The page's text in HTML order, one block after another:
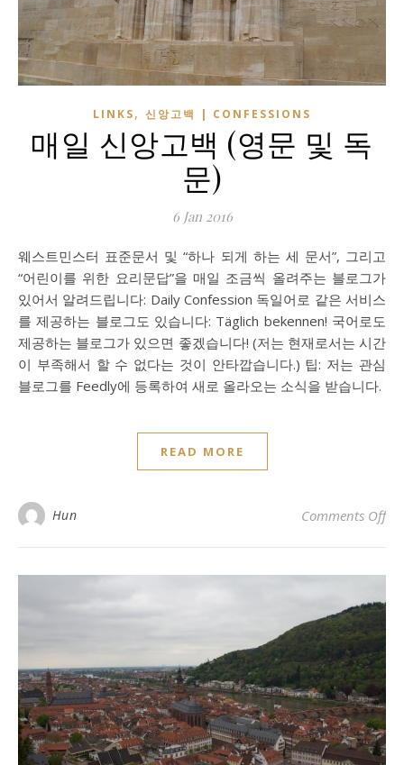
LINKS, 신앙고백 | CONFESSIONS
매일 신앙고백 (영문 및 독
문)
6 Jan 2016
웨스트민스터 표준문서 및 “하나 되게 하는 세 문서”, 그리고
“어린이를 위한 요리문답”을 매일 조금씩 올려주는 블로그가
있어서 알려드립니다: Daily Confession 독일어로 같은 서비스
를 제공하는 블로그도 있습니다: Täglich bekennen! 국어로도
제공하는 블로그가 있으면 좋겠습니다! (저는 현재로서는 시간
이 부족해서 할 수 없다는 것이 안타깝습니다.) 팁: 저는 관심
블로그를 Feedly에 등록하여 새로 올라오는 소식을 받습니다.
READ MORE
Hun Comments Offon